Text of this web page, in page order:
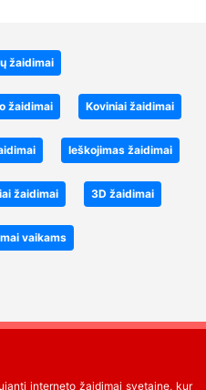
žaidimai
žaidimai Koviniai žaidimai
Ieškojimas žaidimai
žaidimai 3D žaidimai
vaikams
interneto žaidimai svetainę, kur